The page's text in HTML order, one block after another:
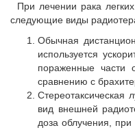
При лечении рака
следующие виды
Обычная
используется
пораженные части
сравнению с
Стереотаксическая
вид внешней
доза облучения,